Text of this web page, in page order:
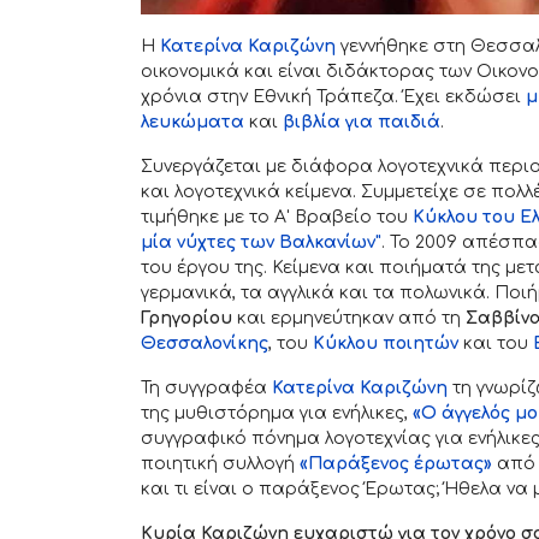
H Κατερίνα Καριζώνη γεννήθηκε στη
οικονομικά και είναι διδάκτορας των
χρόνια στην Εθνική Τράπεζα. Έχει εκδώσει
λευκώματα και βιβλία για παιδιά.
Συνεργάζεται με διάφορα λογοτεχνικά
και λογοτεχνικά κείμενα. Συμμετείχε σε
τιμήθηκε με το Α' Βραβείο του Κύκλου του
μία νύχτες των Βαλκανίων". Το 2009
του έργου της. Κείμενα και ποιήματά της
γερμανικά, τα αγγλικά και τα πολωνικά.
Γρηγορίου και ερμηνεύτηκαν από τη
Θεσσαλονίκης, του Κύκλου ποιητώνκαι του
Τη συγγραφέα Κατερίνα Καριζώνη τη
της μυθιστόρημα για ενήλικες, «Ο άγγελός
συγγραφικό πόνημα λογοτεχνίας για
ποιητική συλλογή «Παράξενος έρωτας» από
και τι είναι ο παράξενος Έρωτας; Ήθελα να
Κυρία Καριζώνη ευχαριστώ για τον χρόνο